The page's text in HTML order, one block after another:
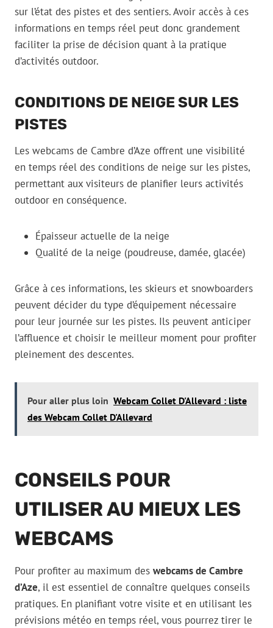
sur l’état des pistes et des sentiers. Avoir accès à ces
informations en temps réel peut donc grandement
faciliter la prise de décision quant à la pratique
d’activités outdoor.
CONDITIONS DE NEIGE SUR LES
PISTES
Les webcams de Cambre d’Aze offrent une visibilité
en temps réel des conditions de neige sur les pistes,
permettant aux visiteurs de planifier leurs activités
outdoor en conséquence.
Épaisseur actuelle de la neige
Qualité de la neige (poudreuse, damée, glacée)
Grâce à ces informations, les skieurs et snowboarders
peuvent décider du type d’équipement nécessaire
pour leur journée sur les pistes. Ils peuvent anticiper
l’affluence et choisir le meilleur moment pour profiter
pleinement des descentes.
Pour aller plus loin Webcam Collet D'Allevard : liste
des Webcam Collet D'Allevard
CONSEILS POUR
UTILISER AU MIEUX LES
WEBCAMS
Pour profiter au maximum des webcams de Cambre
d’Aze, il est essentiel de connaître quelques conseils
pratiques. En planifiant votre visite et en utilisant les
prévisions météo en temps réel, vous pourrez tirer le